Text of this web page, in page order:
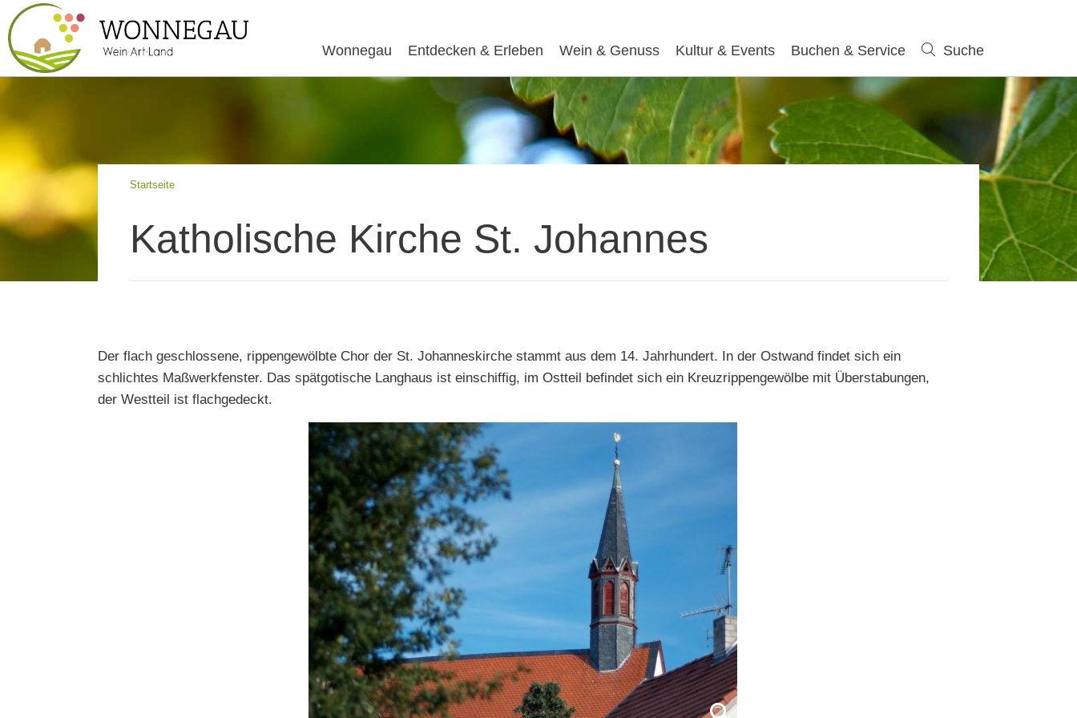
Wonnegau Entdecken & Erleben Wein & Genuss Kultur & Events Buchen & Service Suche
Startseite
Katholische Kirche St. Johannes
Der flach geschlossene, rippengewölbte Chor der St. Johanneskirche stammt aus dem 14. Jahrhundert. In der Ostwand findet sich ein
schlichtes Maßwerkfenster. Das spätgotische Langhaus ist einschiffig, im Ostteil befindet sich ein Kreuzrippengewölbe mit Überstabungen,
der Westteil ist flachgedeckt.